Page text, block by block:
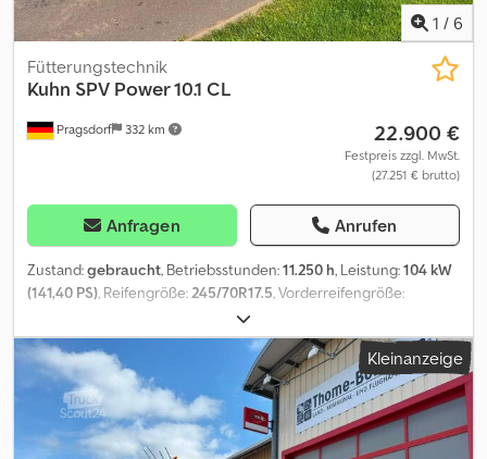
1 / 6
Pragsdorf 332 km
Fütterungstechnik
Kuhn SPV Power 10.1 CL
22.900 €
Festpreis zzgl. MwSt.
(27.251 € brutto)
Anfragen Anrufen
Zustand:gebraucht, Betriebsstunden:11.250 h, Leistung:104 kW
(141,40 PS), Reifengröße:245/70R17.5, Vorderreifengröße:
, Hinterreifengröße:245/70R17.5
(v):245/70R17.5, Bereifung (h):245/70R17.5, Betriebsstunden:11250,
Entnahmefräse, Querförderband, horizontal (Einschnecken-
Mischer), Austrag beidseitig, selbstfahrend_____Behälter 10qm,
Einschneckenmischer, Wiegeeinrichtung, Austrag beidseitig,
Entnahmefräse, Rechner,Lagerort:Kunde Dcedszq I Saspfx Anvek
Kleinanzeige